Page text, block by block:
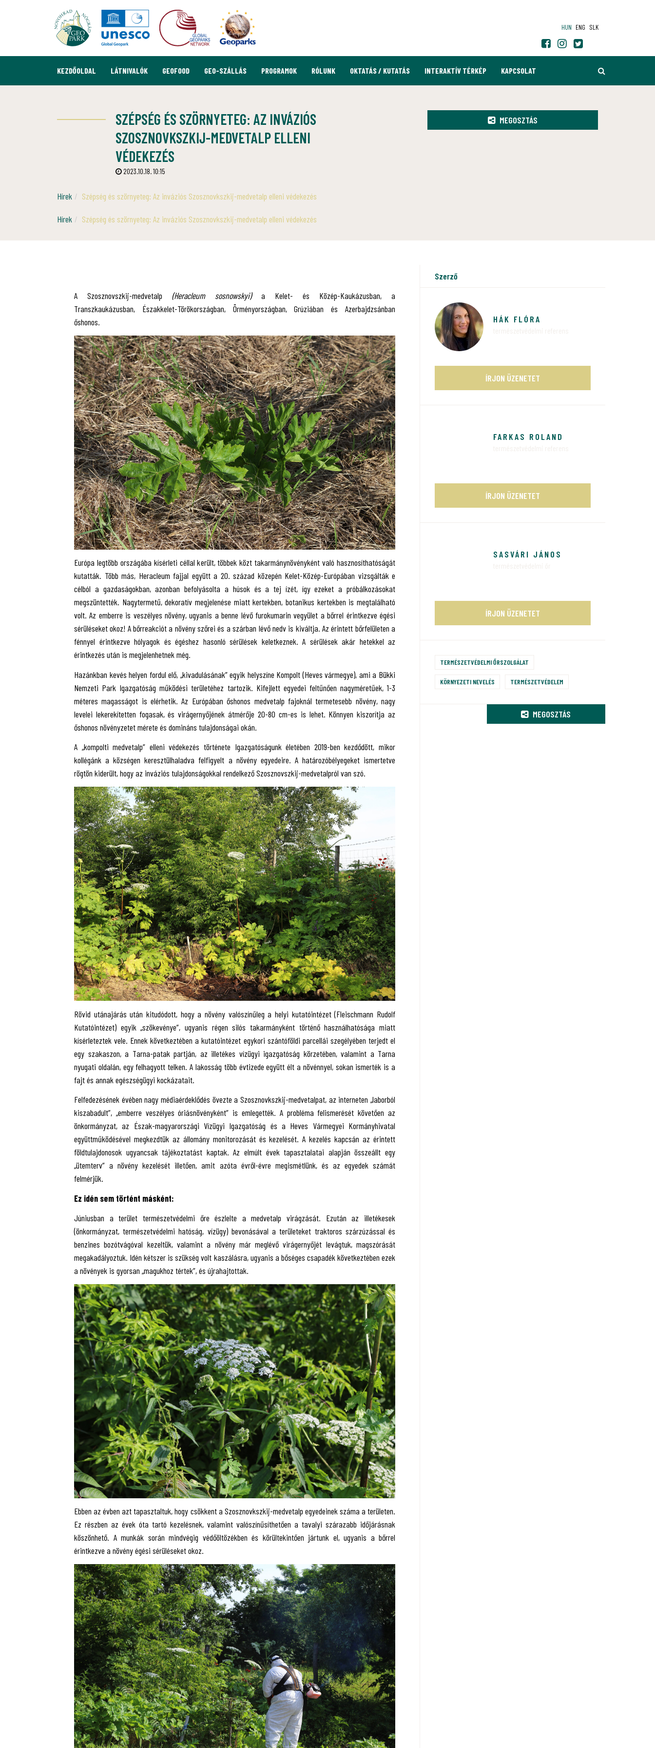
HUN ENG SLK
KEZDŐOLDAL LÁTNIVALÓK GEOFOOD GEO-SZÁLLÁS PROGRAMOK RÓLUNK OKTATÁS / KUTATÁS INTERAKTÍV TÉRKÉP KAPCSOLAT
SZÉPSÉG ÉS SZÖRNYETEG: AZ INVÁZIÓS
SZOSZNOVKSZKIJ-MEDVETALP ELLENI
VÉDEKEZÉS
2023.10.18. 10:15
Hírek Szépség és szörnyeteg: Az inváziós Szosznovkszkij-medvetalp elleni védekezés
MEGOSZTÁS
Hírek Szépség és szörnyeteg: Az inváziós Szosznovkszkij-medvetalp elleni védekezés
A Szosznovszkij-medvetalp (Heracleum sosnowskyi)a Kelet- és Közép-Kaukázusban, a
Transzkaukázusban, Északkelet-Törökországban, Örményországban, Grúziában és Azerbajdzsánban
őshonos.
Európa legtöbb országába kísérleti céllal került, többek közt takarmánynövényként való hasznosíthatóságát
kutatták. Több más, Heracleum fajjal együtt a 20. század közepén Kelet-Közép-Európában vizsgálták e
célból a gazdaságokban, azonban befolyásolta a húsok és a tej ízét, így ezeket a próbálkozásokat
megszüntették. Nagytermetű, dekoratív megjelenése miatt kertekben, botanikus kertekben is megtalálható
volt. Az emberre is veszélyes növény, ugyanis a benne lévő furokumarin vegyület a bőrrel érintkezve égési
sérüléseket okoz! A bőrreakciót a növény szőrei és a szárban lévő nedv is kiváltja. Az érintett bőrfelületen a
fénnyel érintkezve hólyagok és égéshez hasonló sérülések keletkeznek. A sérülések akár hetekkel az
érintkezés után is megjelenhetnek még.
Hazánkban kevés helyen fordul elő, „kivadulásának” egyik helyszíne Kompolt (Heves vármegye), ami a Bükki
Nemzeti Park Igazgatóság működési területéhez tartozik. Kifejlett egyedei feltűnően nagyméretűek, 1-3
méteres magasságot is elérhetik. Az Európában őshonos medvetalp fajoknál termetesebb növény, nagy
levelei lekerekítetten fogasak, és virágernyőjének átmérője 20-80 cm-es is lehet. Könnyen kiszorítja az
őshonos növényzetet mérete és domináns tulajdonságai okán.
A „kompolti medvetalp” elleni védekezés története Igazgatóságunk életében 2019-ben kezdődött, mikor
kollégánk a községen keresztülhaladva felfigyelt a növény egyedeire. A határozóbélyegeket ismertetve
rögtön kiderült, hogy az inváziós tulajdonságokkal rendelkező Szosznovszkij-medvetalpról van szó.
Rövid utánajárás után kitudódott, hogy a növény valószínűleg a helyi kutatóintézet (Fleischmann Rudolf
Kutatóintézet) egyik „szökevénye”, ugyanis régen silós takarmányként történő használhatósága miatt
kísérleteztek vele. Ennek következtében a kutatóintézet egykori szántóföldi parcellái szegélyében terjedt el
egy szakaszon, a Tarna-patak partján, az illetékes vízügyi igazgatóság körzetében, valamint a Tarna
nyugati oldalán, egy felhagyott telken. A lakosság több évtizede együtt élt a növénnyel, sokan ismerték is a
fajt és annak egészségügyi kockázatait.
Felfedezésének évében nagy médiaérdeklődés övezte a Szosznovkszkij-medvetalpat, az interneten „laborból
kiszabadult”, „emberre veszélyes óriásnövényként” is emlegették. A probléma felismerését követően az
önkormányzat, az Észak-magyarországi Vízügyi Igazgatóság és a Heves Vármegyei Kormányhivatal
együttműködésével megkezdtük az állomány monitorozását és kezelését. A kezelés kapcsán az érintett
földtulajdonosok ugyancsak tájékoztatást kaptak. Az elmúlt évek tapasztalatai alapján összeállt egy
„ütemterv” a növény kezelését illetően, amit azóta évről-évre megismétlünk, és az egyedek számát
felmérjük.
Ez idén sem történt másként:
Júniusban a terület természetvédelmi őre észlelte a medvetalp virágzását. Ezután az illetékesek
(önkormányzat, természetvédelmi hatóság, vízügy) bevonásával a területeket traktoros szárzúzással és
benzines bozótvágóval kezeltük, valamint a növény már meglévő virágernyőjét levágtuk, magszórását
megakadályoztuk. Idén kétszer is szükség volt kaszálásra, ugyanis a bőséges csapadék következtében ezek
a növények is gyorsan „magukhoz tértek”, és újrahajtottak.
Ebben az évben azt tapasztaltuk, hogy csökkent a Szosznovkszkij-medvetalp egyedeinek száma a területen.
Ez részben az évek óta tartó kezelésnek, valamint valószínűsíthetően a tavalyi szárazabb időjárásnak
köszönhető. A munkák során mindvégig védőöltözékben és körültekintően jártunk el, ugyanis a bőrrel
érintkezve a növény égési sérüléseket okoz.
szerző
HÁK FLÓRA
ÍRJON ÜZENETET
FARKAS ROLAND
ÍRJON ÜZENETET
SASVÁRI JÁNOS
ÍRJON ÜZENETET
TERMÉSZETVÉDELMI ŐRSZOLGÁLAT
KÖRNYEZETI NEVELÉS TERMÉSZETVÉDELEM
MEGOSZTÁS